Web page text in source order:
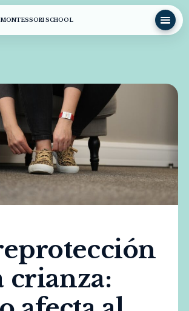
SCHOOL
crianza: